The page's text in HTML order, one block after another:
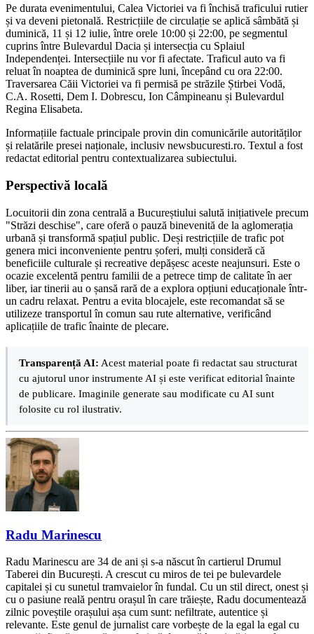
Pe durata evenimentului, Calea Victoriei va fi închisă traficului rutier
și va deveni pietonală. Restricțiile de circulație se aplică sâmbătă și
duminică, 11 și 12 iulie, între orele 10:00 și 22:00, pe segmentul
cuprins între Bulevardul Dacia și intersecția cu Splaiul
Independenței. Intersecțiile nu vor fi afectate. Traficul auto va fi
reluat în noaptea de duminică spre luni, începând cu ora 22:00.
Traversarea Căii Victoriei va fi permisă pe străzile Știrbei Vodă,
C.A. Rosetti, Dem I. Dobrescu, Ion Câmpineanu și Bulevardul
Regina Elisabeta.
Informațiile factuale principale provin din comunicările autorităților
și relatările presei naționale, inclusiv newsbucuresti.ro. Textul a fost
redactat editorial pentru contextualizarea subiectului.
Perspectivă locală
Locuitorii din zona centrală a Bucureștiului salută inițiativele precum
"Străzi deschise", care oferă o pauză binevenită de la aglomerația
urbană și transformă spațiul public. Deși restricțiile de trafic pot
genera mici inconveniente pentru șoferi, mulți consideră că
beneficiile culturale și recreative depășesc aceste neajunsuri. Este o
ocazie excelentă pentru familii de a petrece timp de calitate în aer
liber, iar tinerii au o șansă rară de a explora opțiuni educaționale într-
un cadru relaxat. Pentru a evita blocajele, este recomandat să se
utilizeze transportul în comun sau rute alternative, verificând
aplicațiile de trafic înainte de plecare.
Transparență AI: Acest material poate fi redactat sau structurat
cu ajutorul unor instrumente AI și este verificat editorial înainte
de publicare. Imaginile generate sau modificate cu AI sunt
folosite cu rol ilustrativ.
Radu Marinescu
Radu Marinescu are 34 de ani și s-a născut în cartierul Drumul
Taberei din București. A crescut cu miros de tei pe bulevardele
capitalei și cu sunetul tramvaielor în fundal. Cu un stil direct, onest și
cu o pasiune reală pentru orașul în care trăiește, Radu documentează
zilnic poveștile orașului așa cum sunt: nefiltrate, autentice și
relevante. Este genul de jurnalist care vorbește de la egal la egal cu